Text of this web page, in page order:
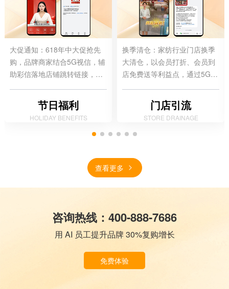
大促通知：618年中大促抢先
购，品牌商家结合5G视信，辅
助彩信落地店铺跳转链接，形
节日福利
HOLIDAY BENEFITS
换季清仓：家纺行业门店换季
大清仓，以会员打折、会员到
店免费送等利益点，通过5G视
优惠通知到会员用户。
门店引流
STORE DRAINAGE
查看更多
咨询热线：400-888-7686
用 AI 员工提升品牌 30%复购增长
免费体验